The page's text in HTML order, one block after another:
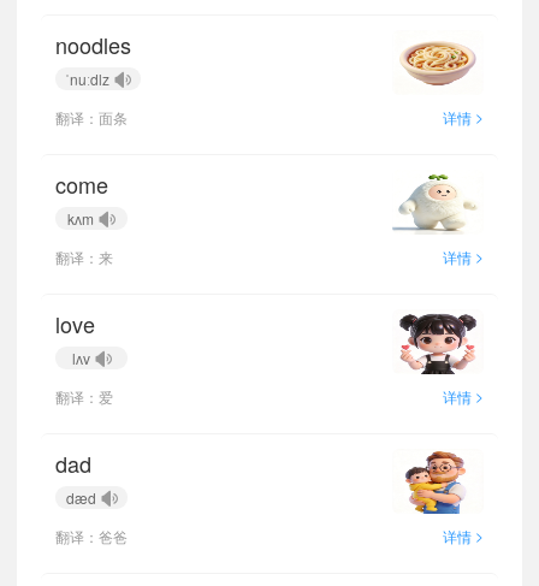
noodles
ˈnuːdlz
翻译：面条
详情 >
come
kʌm
翻译：来
详情 >
love
lʌv
翻译：爱
详情 >
dad
dæd
翻译：爸爸
详情 >